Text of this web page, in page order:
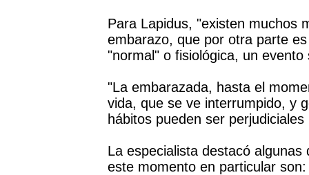
Para Lapidus, "existen muchos
embarazo, que por otra parte
"normal" o fisiológica, un evento
"La embarazada, hasta el
vida, que se ve interrumpido, y
hábitos pueden ser
La especialista destacó
este momento en particular son: